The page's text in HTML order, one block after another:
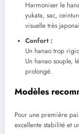
Harmoniser le
yukata, sac,
visuelle très
Confort :
Un hanao trop
Un hanao souple,
prolongé.
Modèles
Pour une première
excellente stabilité et